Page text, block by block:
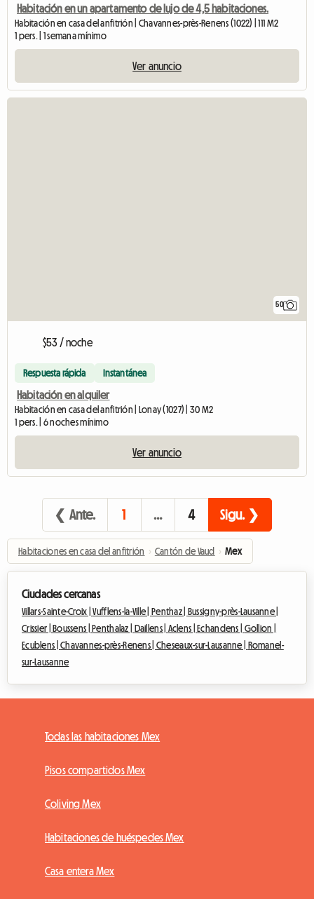
Habitación en un apartamento de lujo de 4,5 habitaciones.
Habitación en casa del anfitrión | Chavannes-près-Renens (1022) | 111 M2
1 pers. | 1 semana mínimo
Ver anuncio
50
$53 / noche
Respuesta rápida Instantánea
Habitación en alquiler
Habitación en casa del anfitrión | Lonay (1027) | 30 M2
1 pers. | 6 noches mínimo
Ver anuncio
❮ Ante. 1 … 4 Sigu. ❯
Habitaciones en casa del anfitrión › Cantón de Vaud › Mex
Ciudades cercanas
Villars-Sainte-Croix |Vufflens-la-Ville | Penthaz |
Bussigny-près-Lausanne |
Crissier |
Boussens | Penthalaz | Daillens | Aclens | Echandens | Gollion |
Ecublens |Chavannes-près-Renens | Cheseaux-sur-Lausanne |
Romanel-
sur-Lausanne
Todas las habitaciones Mex
Pisos compartidos Mex
Coliving Mex
Habitaciones de huéspedes Mex
Casa entera Mex